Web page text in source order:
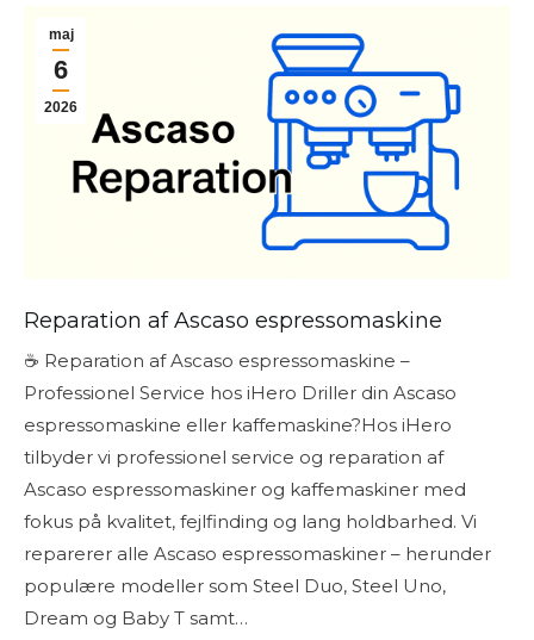
maj
6
2026
Reparation af Ascaso espressomaskine
☕ Reparation af Ascaso espressomaskine –
Professionel Service hos iHero Driller din Ascaso
espressomaskine eller kaffemaskine?Hos iHero
tilbyder vi professionel service og reparation af
Ascaso espressomaskiner og kaffemaskiner med
fokus på kvalitet, fejlfinding og lang holdbarhed. Vi
reparerer alle Ascaso espressomaskiner – herunder
populære modeller som Steel Duo, Steel Uno,
Dream og Baby T samt…